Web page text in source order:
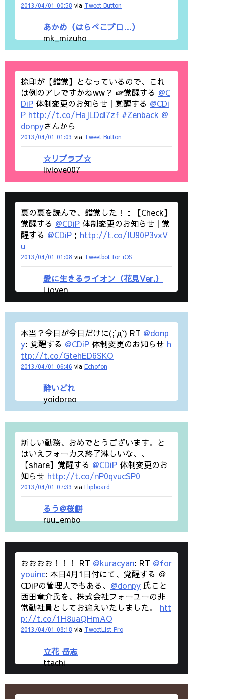
2013/04/01 00:58 via Tweet Button
あかめ（はらぺこブロ…）
mk_mizuho
捺印が【錯覚】となっているので、これ
は例のアレですかねww？ ☞覚醒する @C
DiP 体制変更のお知らせ | 覚醒する @CDi
P http://t.co/HaJLDdl7zf #Zenback @
donpyさんから
2013/04/01 01:03 via Tweet Button
☆リブラブ☆
livlove007
裏の裏を読んで、錯覚した！：【Check】
覚醒する @CDiP 体制変更のお知らせ | 覚
醒する @CDiP ： http://t.co/IU90P3vxV
u
2013/04/01 01:08 via Tweetbot for iOS
愛に生きるライオン（花見Ver.）
Lioven
本当？今日が今日だけに(;´д`) RT @donp
y: 覚醒する @CDiP 体制変更のお知らせ h
ttp://t.co/GtehED6SKO
2013/04/01 06:46 via Echofon
酔いどれ
yoidoreo
新しい勤務、おめでとうございます。と
はいえフォーカス終了淋しいな、、
【share】覚醒する @CDiP 体制変更のお
知らせ http://t.co/nP0qvucSP0
2013/04/01 07:33 via Flipboard
るう@桜餅
ruu_embo
おおおお！！！ RT @kuracyan: RT @for
youinc: 本日4月1日付にて、覚醒する ＠
CDiPの管理人でもある、 @donpy 氏こと
西田竜介氏を、株式会社フォーユーの非
常勤社員としてお迎えいたしました。 htt
p://t.co/1H8uaQHmAO
2013/04/01 08:18 via TweetList Pro
立花 岳志
ttachi